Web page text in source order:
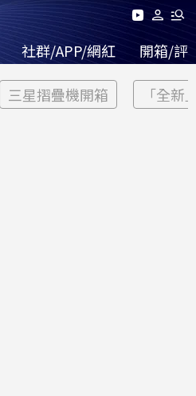
社群/APP/網紅 開箱/評
三星摺疊機開箱 「全新